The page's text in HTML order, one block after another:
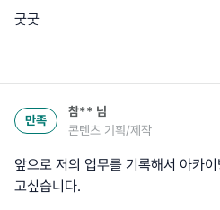
굿굿
만족
참** 님
콘텐츠 기획/제작
앞으로 저의 업무를 기록해서 아카
고싶습니다.